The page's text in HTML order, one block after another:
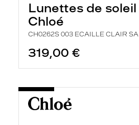
Lunettes de soleil
Chloé
CH0262S 003 ECAILLE CLAIR SA
319,00 €